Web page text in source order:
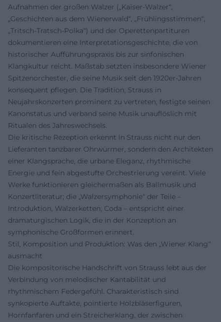
Aufnahmen der großen Walzer („Kaiser-Walzer“,
„Geschichten aus dem Wienerwald“, „Frühlingsstimmen“,
„Tritsch-Tratsch-Polka“) und der Operettenpartituren
dokumentieren eine Interpretationsgeschichte, die von
historischer Aufführungspraxis bis zur sinfonischen
Klangkultur reicht. Maßstab setzten insbesondere Wiener
Spitzenorchester, die seine Musik seit den 1920er-Jahren
konsequent pflegen. Die Tradition, Strauss in
Neujahrskonzerten prominent zu vertreten, festigte seinen
Kanonstatus und verband seine Musik unauflöslich mit
Ritualen des Jahreswechsels.
Die kritische Rezeption erkennt in Strauss nicht nur den
Lieferanten tanzbarer Ohrwürmer, sondern den Architekten
einer Klangsprache, die urbane Eleganz, rhythmische
Energie und fein abgestufte Orchestrierung vereint. Viele
Werke funktionieren gleichermaßen als Ballmusik und
Konzertliteratur; die „Walzersymphonie“ der Teile –
Introduktion, Walzerketten, Coda – entspricht einer
dramaturgischen Logik, die in der Konzeption an
symphonische Großformen erinnert.
Stil, Komposition und Produktion: Was den „Wiener Klang“
ausmacht
Die kompositorische Handschrift von Strauss lebt aus der
Verbindung von melodischer Kantabilität und
rhythmischem Federgefühl. Charakteristisch sind
synkopierte Auftakte, pointierte Holzbläserfiguren,
Hornfanfaren und ein Streicherklang, der zwischen